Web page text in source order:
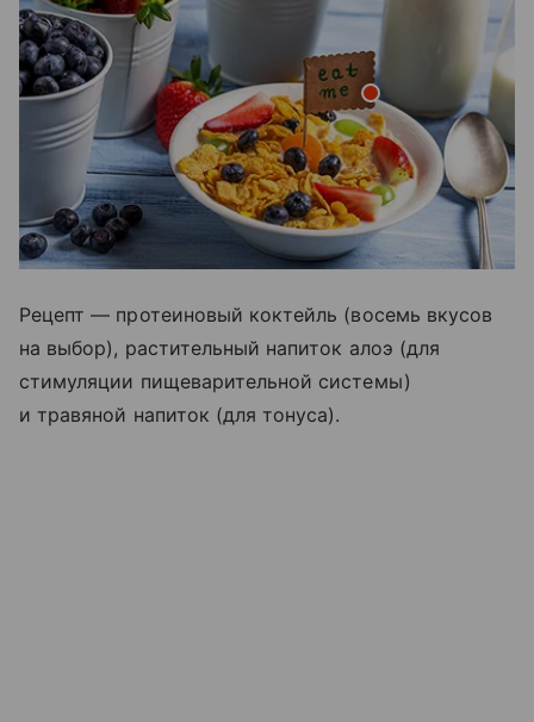
Рецепт — протеиновый коктейль (восемь вкусов
на выбор), растительный напиток алоэ (для
стимуляции пищеварительной системы)
и травяной напиток (для тонуса).